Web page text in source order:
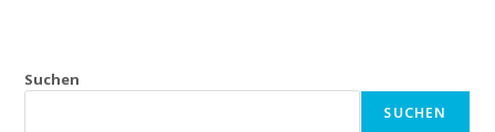
SEKTOR
Suchen
SUCHEN